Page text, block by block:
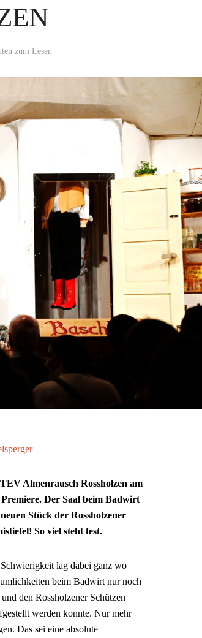
zum Lesen
Almenrausch Rossholzen am
Premiere. Der Saal beim Badwirt
Stück der Rossholzener
So viel steht fest.
lag dabei ganz wo
beim Badwirt nur noch
den Rossholzener Schützen
werden konnte. Nur mehr
Das sei eine absolute